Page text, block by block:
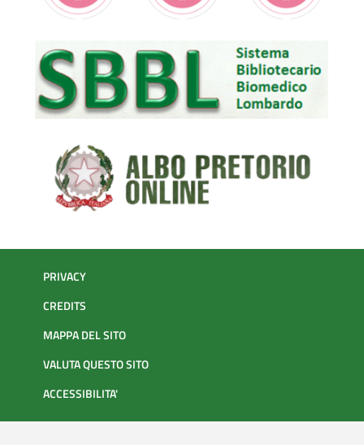
PRIVACY
CREDITS
MAPPA DEL SITO
VALUTA QUESTO SITO
ACCESSIBILITA'